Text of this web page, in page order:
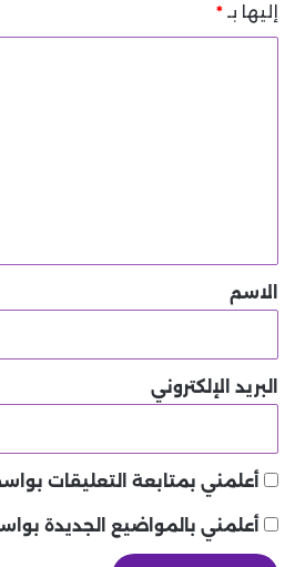
إليها بـ *
*الاسم
البريد الإلكتروني
أعلمني بمتابعة التعليقات
أعلمني بالمواضيع الجديدة